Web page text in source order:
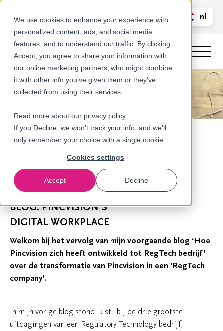
We use cookies to enhance your experience with
personalized content, ads, and social media
features, and to understand our traffic. By clicking
Accept, you agree to share your information with
our online marketing partners, who might combine
it with other info you’ve given them or they've
collected from using their services.
Read more about our privacy policy.
If you Decline, we won't track your info, and we'll
only remember your choice with a single cookie.
Cookies settings
Accept Decline
Bel ons LOGIN
nl
Nieuws
BLOG: PINCVISION'S
DIGITAL WORKPLACE
Welkom bij het vervolg van mijn voorgaande blog ‘Hoe
Pincvision zich heeft ontwikkeld tot RegTech bedrijf’
over de transformatie van Pincvision in een ‘RegTech
company’.
In mijn vorige blog stond ik stil bij de drie grootste
uitdagingen van een Regulatory Technology bedrijf,